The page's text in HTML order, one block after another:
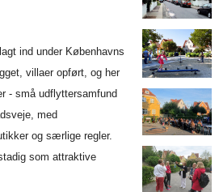
ind under Københavns
villaer opført, og her
- små udflyttersamfund
med
og særlige regler.
som attraktive